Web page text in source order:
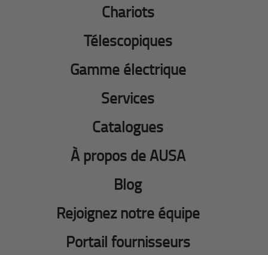
Chariots
Télescopiques
Gamme électrique
Services
Catalogues
À propos de AUSA
Blog
Rejoignez notre équipe
Portail fournisseurs